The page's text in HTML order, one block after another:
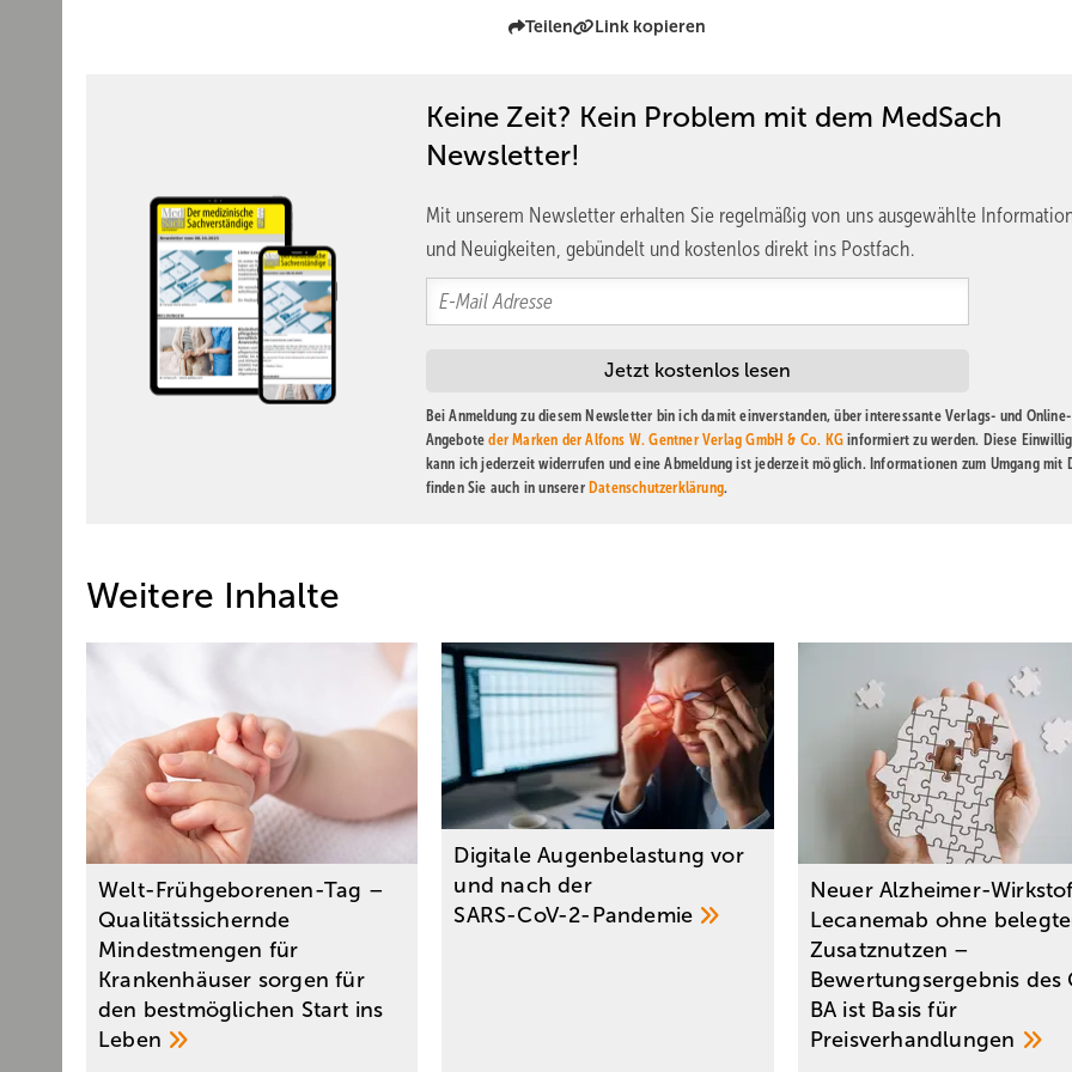
Teilen Link kopieren
Keine Zeit? Kein Problem mit dem MedSach
Newsletter!
Mit unserem Newsletter erhalten Sie regelmäßig von uns ausgewählte
und Neuigkeiten, gebündelt und kostenlos direkt ins Postfach.
Bei Anmeldung zu diesem Newsletter bin ich damit einverstanden, über interessante Verlags- und Online-
Angeboteder Marken der Alfons W. Gentner Verlag GmbH & Co. KG informiert zu werden. Diese
kann ich jederzeit widerrufen und eine Abmeldung ist jederzeit möglich. Informationen zum Umgang mit
finden Sie auch in unserer Datenschutzerklärung.
Weitere Inhalte
Welt-Frühgeborenen-Tag –
Qualitätssichernde
Mindestmengen für
Krankenhäuser sorgen für
den bestmöglichen Start ins
Leben
Digitale Augenbelastung vor
und nach der
SARS-CoV-2-Pandemie
Neuer Alzheimer-
Lecanemab ohne
Zusatznutzen –
Bewertungsergebnis des
BA ist Basis für
Preisverhandlungen